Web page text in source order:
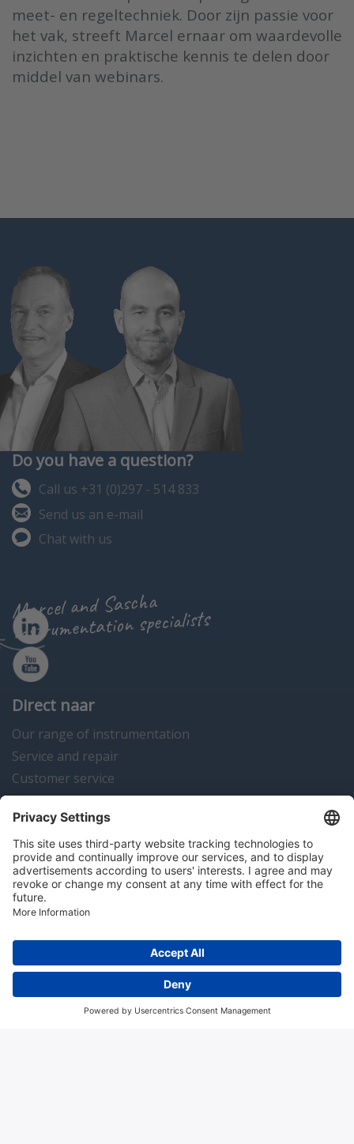
meet- en regeltechniek. Door zijn passie voor
het vak, streeft Marcel ernaar om waardevolle
inzichten en praktische kennis te delen door
middel van webinars.
Do you have a question?
Call us +31 (0)297 - 514 833
Send us an e-mail
Chat with us
Marcel and Sascha
instrumentation specialists
Direct naar
Our range of instrumentation
Service and repair
Customer service
Instrumentation news
Contact us
Algemene voorwaarden Disclaimer
Colofon
Copyright © 2026 Hitma B.V.. All rights reserved.